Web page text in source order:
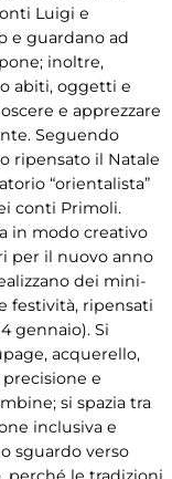
Luigi e
e guardano ad
inoltre,
abiti, oggetti e
e apprezzare
Seguendo
ripensato il Natale
“orientalista”
conti Primoli.
in modo creativo
per il nuovo anno
dei mini-
festività, ripensati
gennaio). Si
acquerello,
e
si spazia tra
inclusiva e
sguardo verso